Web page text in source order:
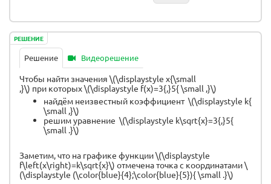
РЕШЕНИЕ
Решение Видеорешение
Чтобы найти значения \(\displaystyle x{\small
,}\) при которых \(\displaystyle f(x)=3{,}5{ \small ,}\)
найдём неизвестный коэффициент \(\displaystyle k{
\small ,}\)
решим уравнение \(\displaystyle k\sqrt{x}=3{,}5{
\small .}\)
Заметим, что на графике функции \(\displaystyle
f\left(x\right)=k\sqrt{x}\) отмечена точка с координатами \
(\displaystyle (\color{blue}{4};\color{blue}{5}){ \small .}\)